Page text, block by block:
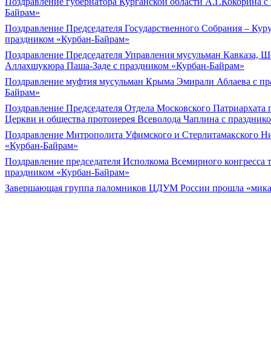
Байрам»
Поздравление Председателя Государственного Собрания –
праздником «Курбан-Байрам»
Поздравление Председателя Управления мусульман Кавказа,
Аллахшукюра Паша-Заде с праздником «Курбан-Байрам»
Поздравление муфтия мусульман Крыма Эмирали Аблаева с
Байрам»
Поздравление Председателя Отдела Московского
Церкви и общества протоиерея Всеволода Чаплина с
Поздравление Митрополита Уфимского и Стерлитамакского
«Курбан-Байрам»
Поздравление председателя Исполкома Всемирного конгресса
праздником «Курбан-Байрам»
Завершающая группа паломников ЦДУМ России прошла